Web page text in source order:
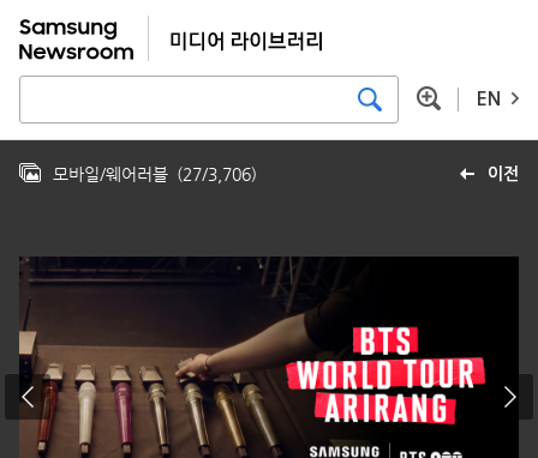
EN
이전
모바일/웨어러블 (27/3,706)